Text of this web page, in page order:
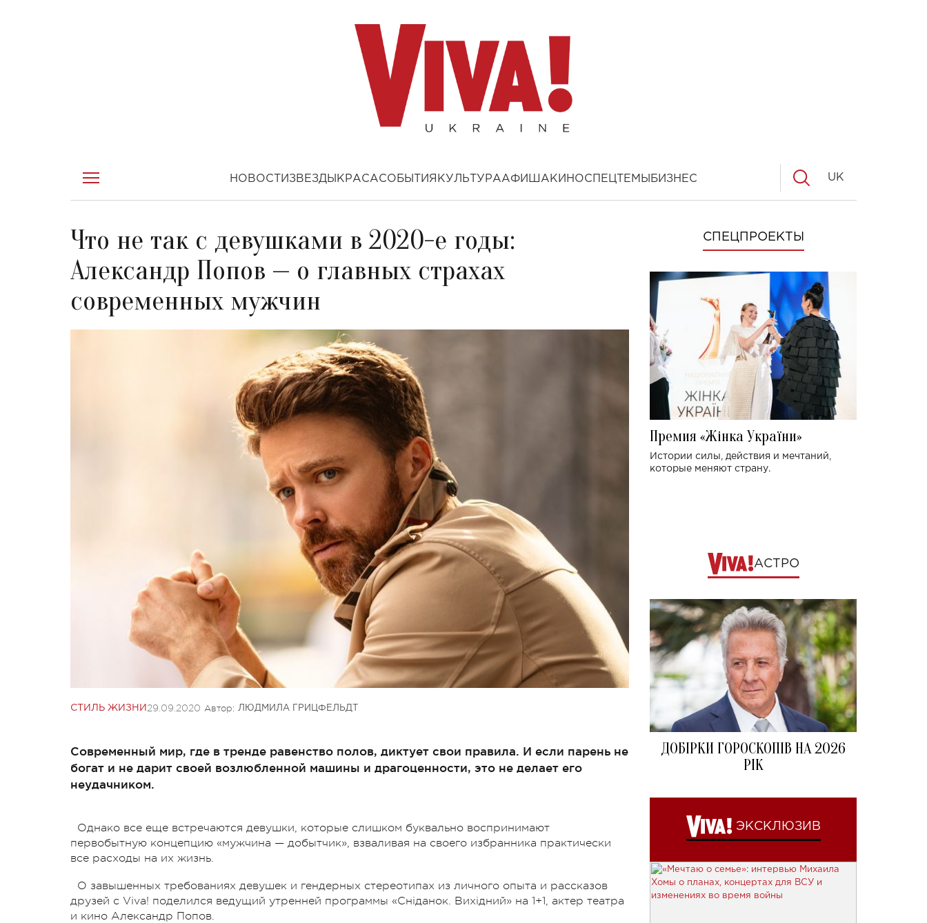
НОВОСТИ ЗВЕЗДЫ КРАСАСОБЫТИЯ КУЛЬТУРААФИША КИНОСПЕЦТЕМЫ БИЗНЕС UK
Что не так с девушками в 2020-е годы:
Александр Попов — о главных страхах
современных мужчин
СТИЛЬ ЖИЗНИ 29.09.2020 Автор: ЛЮДМИЛА ГРИЦФЕЛЬДТ
Современный мир, где в тренде равенство полов, диктует свои правила. И если парень не
богат и не дарит своей возлюбленной машины и драгоценности, это не делает его
неудачником.
Однако все еще встречаются девушки, которые слишком буквально воспринимают
первобытную концепцию «мужчина — добытчик», взваливая на своего избранника практически
все расходы на их жизнь.
О завышенных требованиях девушек и гендерных стереотипах из личного опыта и рассказов
друзей с Viva! поделился ведущий утренней программы «Сніданок. Вихідний» на 1+1, актер театра
и кино Александр Попов.
СПЕЦПРОЕКТЫ
Премия «Жінка України»
Истории силы, действия и мечтаний,
которые меняют страну.
АСТРО
ДОБІРКИ ГОРОСКОПІВ НА 2026
РІК
ЭКСКЛЮЗИВ